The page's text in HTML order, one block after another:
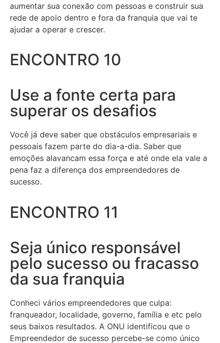
aumentar sua conexão com pessoas e construir sua
rede de apoio dentro e fora da franquia que vai te
ajudar a operar e crescer.
ENCONTRO 10
Use a fonte certa para
superar os desafios
Você já deve saber que obstáculos empresariais e
pessoais fazem parte do dia-a-dia. Saber que
emoções alavancam essa força e até onde ela vale a
pena faz a diferença dos empreendedores de
sucesso.
ENCONTRO 11
Seja único responsável
pelo sucesso ou fracasso
da sua franquia
Conheci vários empreendedores que culpa:
franqueador, localidade, governo, família e etc pelo
seus baixos resultados. A ONU identificou que o
Empreendedor de sucesso percebe-se como único